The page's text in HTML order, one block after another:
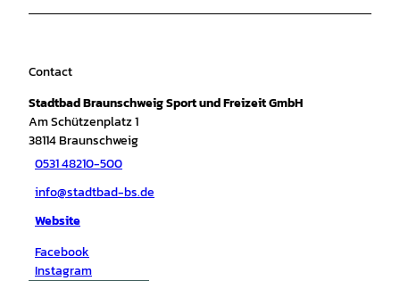
Contact
Stadtbad Braunschweig Sport und Freizeit GmbH
Am Schützenplatz 1
38114Braunschweig
0531 48210-500
info@stadtbad-bs.de
Website
Facebook
Instagram